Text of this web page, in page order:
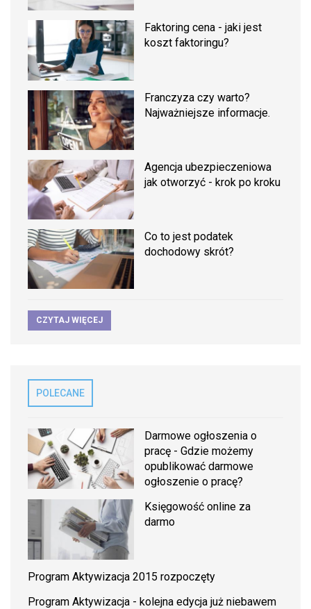
Faktoring cena - jaki jest
koszt faktoringu?
Franczyza czy warto?
Najważniejsze informacje.
Agencja ubezpieczeniowa
jak otworzyć - krok po kroku
Co to jest podatek
dochodowy skrót?
CZYTAJ WIĘCEJ
POLECANE
Darmowe ogłoszenia o
pracę - Gdzie możemy
opublikować darmowe
ogłoszenie o pracę?
Księgowość online za
darmo
Program Aktywizacja 2015 rozpoczęty
Program Aktywizacja - kolejna edycja już niebawem